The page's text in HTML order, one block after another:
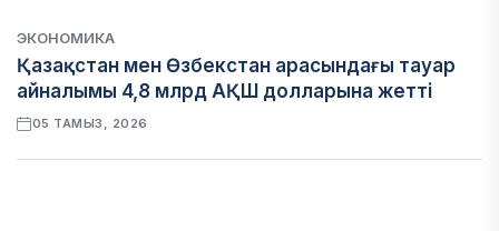
ЭКОНОМИКА
Қазақстан мен Өзбекстан арасындағы тауар
айналымы 4,8 млрд АҚШ долларына жетті
05 ТАМЫЗ, 2026